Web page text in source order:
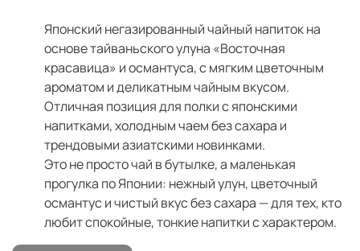
Японский негазированный чайный напиток на
основе тайваньского улуна «Восточная
красавица» и османтуса, с мягким цветочным
ароматом и деликатным чайным вкусом.
Отличная позиция для полки с японскими
напитками, холодным чаем без сахара и
трендовыми азиатскими новинками.
Это не просто чай в бутылке, а маленькая
прогулка по Японии: нежный улун, цветочный
османтус и чистый вкус без сахара — для тех, кто
любит спокойные, тонкие напитки с характером.